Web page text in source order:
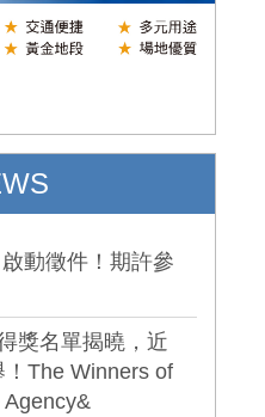
動徵件！期許參
獎名單揭曉，近
The Winners of